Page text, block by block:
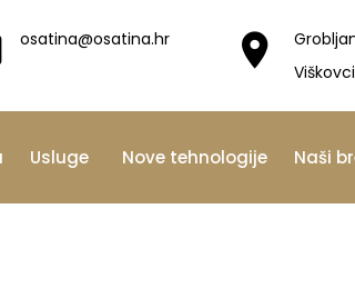
osatina@osatina.hr
Usluge Nove tehnologije Naši